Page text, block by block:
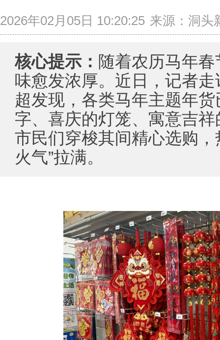
2026年02月05日 10:20:25 来源：洞头
核心提示： 随着农历马年
味愈发浓厚。近日，记者
超发现，各类马年主题年
字、喜庆的灯笼、寓意吉
市民们穿梭其间精心选购
火气”拉满。